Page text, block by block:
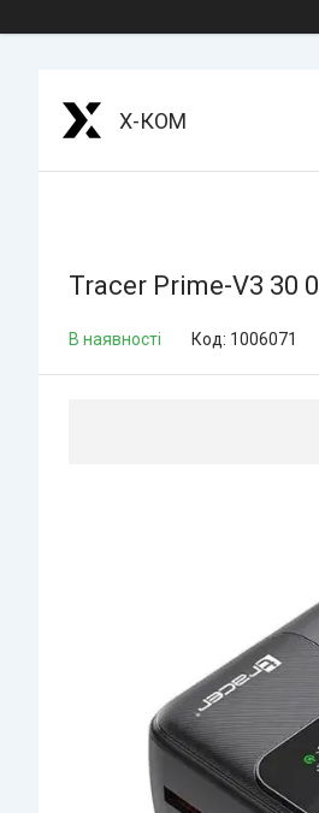
Х-КОМ
Tracer Prime-V3 30
В наявності Код: 1006071